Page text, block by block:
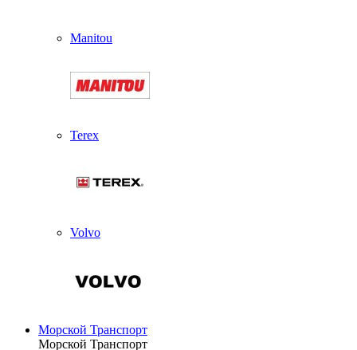
Manitou
Terex
Volvo
Морской Транспорт
Морской Транспорт